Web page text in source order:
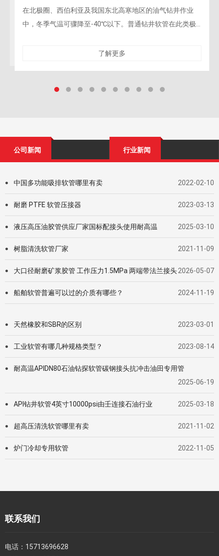
在北极圈、西伯利亚及我国东北高寒地区的油气钻井作业
中，冬季气温可骤降至-40℃以下。普通钻井软管在此类极
了解更多
公司新闻 行业新闻
● 中国多功能吸排软管哪里有卖 2022-02-10
● 耐磨 PTFE 软管压接器 2023-03-13
● 液压高压油胶管供应厂家国标配接头使用耐高温 2025-03-10
● 树脂清洗软管厂家 2021-11-09
● 大口径耐磨矿浆胶管 工作压力1.5MPa 两端带法兰接头2026-05-07
● 船舶软管普遍可以过的介质有哪些？ 2024-11-19
● 天然橡胶和SBR的区别 2023-03-01
● 工业软管有哪几种规格类型？ 2023-08-14
●
耐高温APIDN80石油钻探软管碳钢接头抗冲击油田专用管
2025-06-19
● API钻井软管4英寸10000psi由壬连接石油行业 2025-03-18
● 超高压清洗软管哪里有卖 2021-11-02
● 炉门冷却专用软管 2022-11-05
联系我们
电话： 15713696628